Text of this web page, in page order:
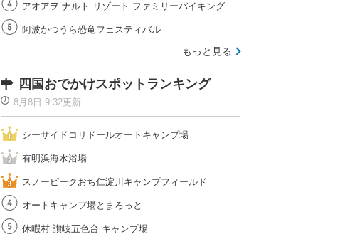
アオアヲ ナルト リゾート ファミリーバイキング
阿波かつうら恐竜フェスティバル
もっと見る
四国おでかけスポットランキング
8月8日 9:32更新
シーサイドコリドールオートキャンプ場
有明浜海水浴場
スノーピークおち仁淀川キャンプフィールド
オートキャンプ場とまろっと
休暇村 讃岐五色台 キャンプ場